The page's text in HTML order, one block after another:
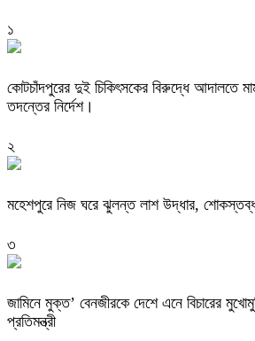
১
কোটচাঁদপুরের দুই চিকিৎসকের বিরুদ্ধে আদালতে
তদন্তের নির্দেশ।
২
মহেশপুরে নিজ ঘরে ঝুলন্ত লাশ উদ্ধার, শোকস্তব্ধ
৩
জামিনে মুক্ত’ বেনজীরকে দেশে এনে বিচারের
প্রতিমন্ত্রী